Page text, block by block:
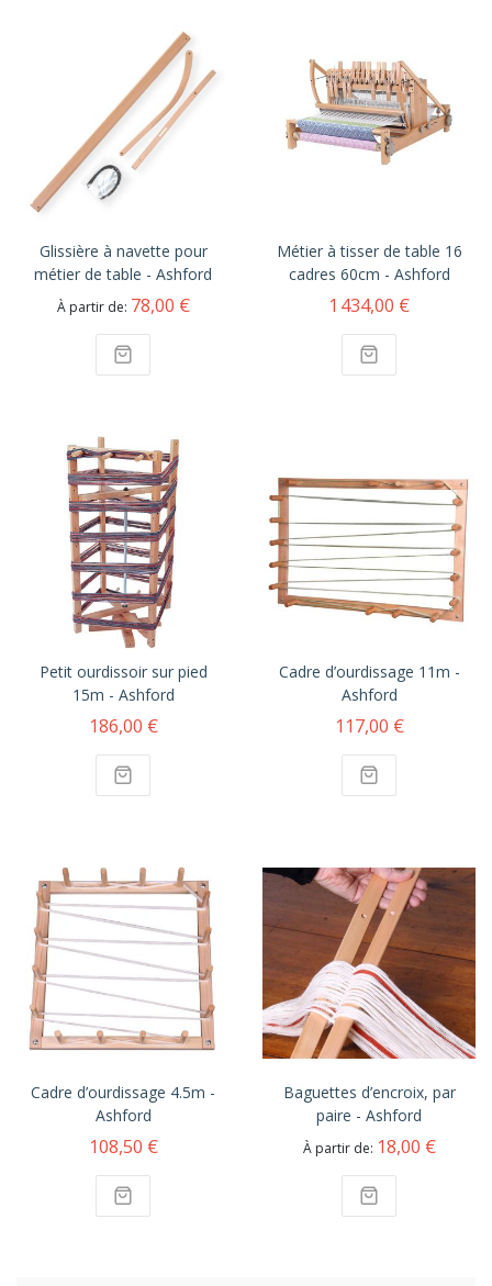
Glissière à navette pour
métier de table - Ashford
À partir de 78,00 €
Métier à tisser de table 16
cadres 60cm - Ashford
1 434,00 €
Petit ourdissoir sur pied
15m - Ashford
186,00 €
Cadre d’ourdissage 11m -
Ashford
117,00 €
Cadre d’ourdissage 4.5m -
Ashford
108,50 €
Baguettes d’encroix, par
paire - Ashford
À partir de 18,00 €